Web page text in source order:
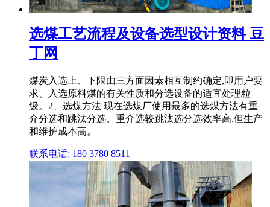
选煤工艺流程及设备选型设计资料 豆
丁网
煤炭入选上、下限由三方面因素相互制约确定,即用户要
求、入选原料煤的有关性质和分选设备的适宜处理粒
级。2、选煤方法 现在选煤厂使用最多的选煤方法有重
介分选和跳汰分选。重介选较跳汰选分选效率高,但生产
和维护成本高。
联系电话: 180 3780 8511